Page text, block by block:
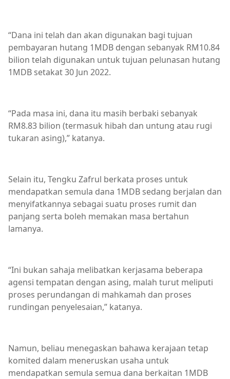
“Dana ini telah dan akan digunakan bagi tujuan
pembayaran hutang 1MDB dengan sebanyak RM10.84
bilion telah digunakan untuk tujuan pelunasan hutang
1MDB setakat 30 Jun 2022.
“Pada masa ini, dana itu masih berbaki sebanyak
RM8.83 bilion (termasuk hibah dan untung atau rugi
tukaran asing),” katanya.
Selain itu, Tengku Zafrul berkata proses untuk
mendapatkan semula dana 1MDB sedang berjalan dan
menyifatkannya sebagai suatu proses rumit dan
panjang serta boleh memakan masa bertahun
lamanya.
“Ini bukan sahaja melibatkan kerjasama beberapa
agensi tempatan dengan asing, malah turut meliputi
proses perundangan di mahkamah dan proses
rundingan penyelesaian,” katanya.
Namun, beliau menegaskan bahawa kerajaan tetap
komited dalam meneruskan usaha untuk
mendapatkan semula semua dana berkaitan 1MDB